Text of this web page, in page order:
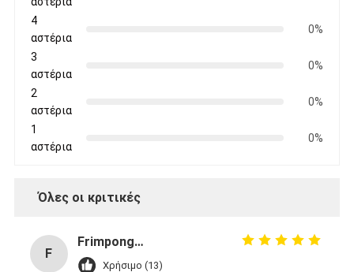
4
αστέρια
0%
3
αστέρια
0%
2
αστέρια
0%
1
αστέρια
0%
Όλες οι κριτικές
F
Frimpong Nap
Χρήσιμο (13)